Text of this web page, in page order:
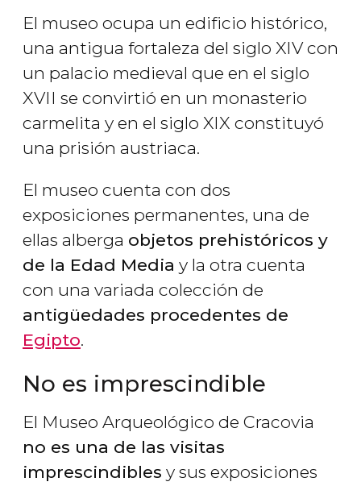
El museo ocupa un edificio histórico,
una antigua fortaleza del siglo XIV con
un palacio medieval que en el siglo
XVII se convirtió en un monasterio
carmelita y en el siglo XIX constituyó
una prisión austriaca.
El museo cuenta con dos
exposiciones permanentes, una de
ellas alberga objetos prehistóricos y
de la Edad Media y la otra cuenta
con una variada colección de
antigüedades procedentes de
Egipto.
No es imprescindible
El Museo Arqueológico de Cracovia
no es una de las visitas
imprescindibles y sus exposiciones